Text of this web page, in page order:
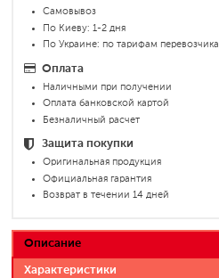
Самовывоз
По Киеву: 1-2 дня
По Украине: по тарифам перевозчика
Оплата
Наличными при получении
Оплата банковской картой
Безналичный расчет
Защита покупки
Оригинальная продукция
Официальная гарантия
Возврат в течении 14 дней
Описание
Характеристики